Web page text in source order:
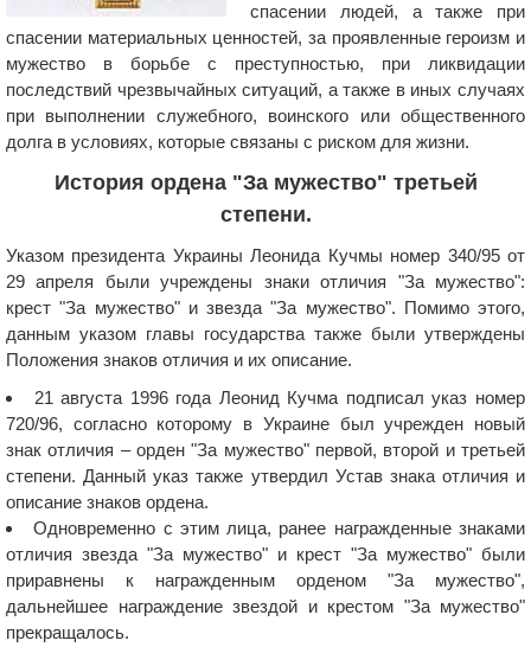
спасении людей, а также при
спасении материальных ценностей, за проявленные героизм и
мужество в борьбе с преступностью, при ликвидации
последствий чрезвычайных ситуаций, а также в иных случаях
при выполнении служебного, воинского или общественного
долга в условиях, которые связаны с риском для жизни.
История ордена "За мужество" третьей
степени.
Указом президента Украины Леонида Кучмы номер 340/95 от
29 апреля были учреждены знаки отличия "За мужество":
крест "За мужество" и звезда "За мужество". Помимо этого,
данным указом главы государства также были утверждены
Положения знаков отличия и их описание.
21 августа 1996 года Леонид Кучма подписал указ номер
720/96, согласно которому в Украине был учрежден новый
знак отличия – орден "За мужество" первой, второй и третьей
степени. Данный указ также утвердил Устав знака отличия и
описание знаков ордена.
Одновременно с этим лица, ранее награжденные знаками
отличия звезда "За мужество" и крест "За мужество" были
приравнены к награжденным орденом "За мужество",
дальнейшее награждение звездой и крестом "За мужество"
прекращалось.